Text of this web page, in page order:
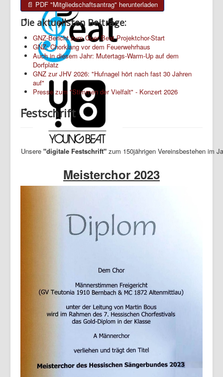
📄 PDF "Mitgliedschaftsantrag" herunterladen
Die aktuellsten Beiträge:
GNZ-Bericht zum Quer Beat Projektchor-Start
GNZ: Chorklang vor dem Feuerwehrhaus
Auch in diesem Jahr: Mutertags-Warm-Up auf dem
Dorfplatz
GNZ zur JHV 2026: "Hufnagel hört nach fast 30 Jahren
auf"
Presse zum "Stimmen der Vielfalt" - Konzert 2026
Festschrift
Unsere "digitale Festschrift" zum 150jährigen Vereinsbestehen im
Meisterchor 2023